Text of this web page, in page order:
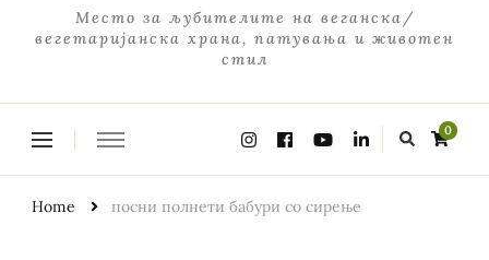
Место за љубителите на веганска/
вегетаријанска храна, патувања и животен
стил
0
Home посни полнети бабури со сирење